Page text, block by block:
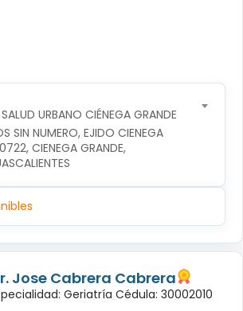
URBANO CIÉNEGA GRANDE
SIN NUMERO, EJIDO CIENEGA
CIENEGA GRANDE,
Jose Cabrera Cabrera
Geriatría Cédula: 30002010